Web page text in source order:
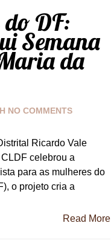
DF:
Semana
da
NO COMMENTS
Ricardo Vale
celebrou a
para as mulheres do
o projeto cria a
Read More